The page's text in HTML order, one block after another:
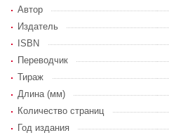
Автор
Издатель
ISBN
Переводчик
Тираж
Длина (мм)
Количество страниц
Год издания